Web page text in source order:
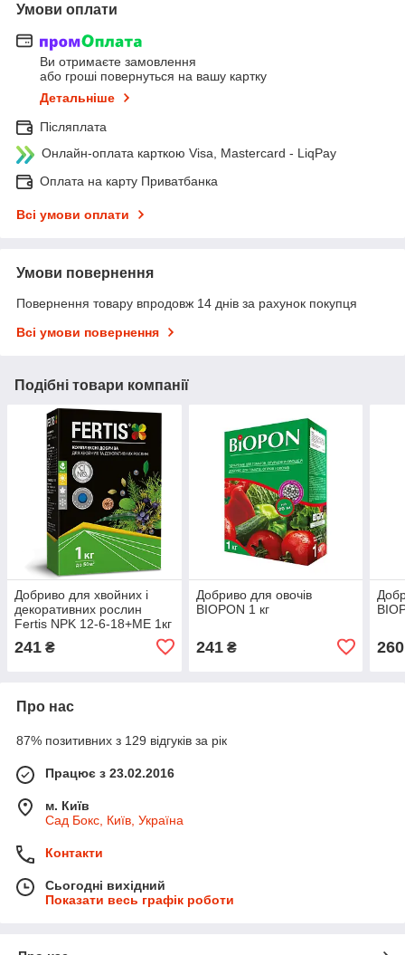
Умови оплати
Ви отримаєте замовлення
або гроші повернуться на вашу картку
Детальніше
Післяплата
Онлайн-оплата карткою Visa, Mastercard - LiqPay
Оплата на карту Приватбанка
Всі умови оплати
Умови повернення
Повернення товару впродовж 14 днів за рахунок покупця
Всі умови повернення
Подібні товари компанії
Добриво для хвойних і
декоративних рослин
Fertis NPK 12-6-18+МЕ 1кг
241 ₴
Добриво для овочів
BIOPON 1 кг
241₴ 260
Про нас
87% позитивних з 129 відгуків за рік
Працює з 23.02.2016
м. Київ
Сад Бокс, Київ, Україна
Контакти
Сьогодні вихідний
Показати весь графік роботи